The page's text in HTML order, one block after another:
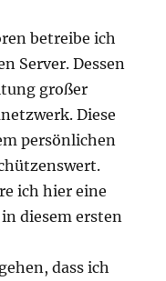
betreibe ich
Server. Dessen
großer
Diese
persönlichen
ich hier eine
diesem ersten
dass ich